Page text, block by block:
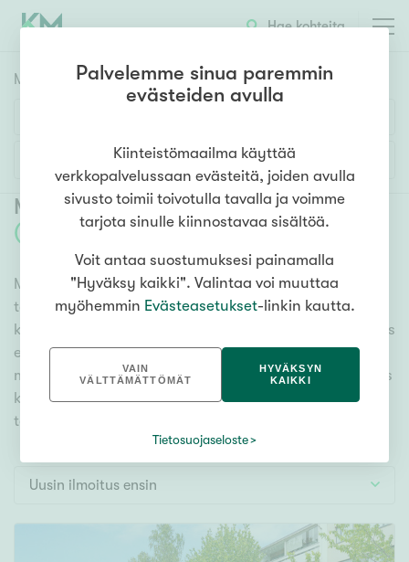
Hae kohteita
Myyntikohteet
1h 2h 3h 4h 5h+
Asuntotyyppi
Kerros-/luhtitalo
Rivitalo/paritalo
Omakoti-/erillistalo
Maa- tai metsätila
Vapaa-ajan asunto
Lisää hakuehtoja
Myytävät asunnot Vantaa Myyrmäki
(
Meiltä löydät myytävät asunnot Vantaa Myyrmäki, oli
tarpeesi mikä vain! Tuhansien kohteiden ja satojen
kiinteistönvälittäjien verkostomme auttaa sinua kenties
elämäsi tärkeimmässä päätöksessä. Katso alta kaikki
myytävät asunnot Vantaa Myyrmäki. Hyödynnä myös
kätevää hakutyökaluamme, jonka avulla löydät omien
toiveidesi mukaisen kodin.
Uusin ilmoitus ensin
Palvelemme sinua paremmin
evästeiden avulla
Kiinteistömaailma käyttää
verkkopalvelussaan evästeitä, joiden avulla
sivusto toimii toivotulla tavalla ja voimme
tarjota sinulle kiinnostavaa sisältöä.
Voit antaa suostumuksesi painamalla
"Hyväksy kaikki". Valintaa voi muuttaa
myöhemmin Evästeasetukset-linkin kautta.
VAIN
VÄLTTÄMÄTTÖMÄT
HYVÄKSYN
KAIKKI
Tietosuojaseloste